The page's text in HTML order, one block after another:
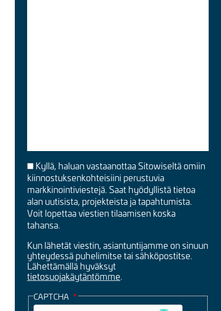
Kyllä, haluan vastaanottaa Sitowiseltä omiin
kiinnostuksenkohteisiini perustuvia
markkinointiviestejä. Saat hyödyllistä tietoa
alan uutisista, projekteista ja tapahtumista.
Voit lopettaa viestien tilaamisen koska
tahansa.
Kun lähetät viestin, asiantuntijamme on sinuun
yhteydessä puhelimitse tai sähköpostitse.
Lähettämällä hyväksyt
tietosuojakäytäntömme.
CAPTCHA